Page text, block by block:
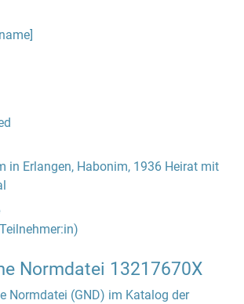
in Erlangen, Habonim, 1936 Heirat mit
Normdatei 13217670X
Normdatei (GND) im Katalog der